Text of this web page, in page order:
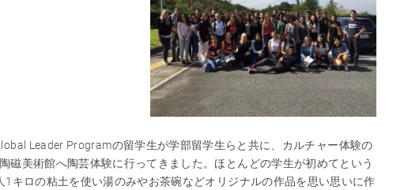
Leader Programの留学生が学部留学生らと共に、カルチャー体験の
磁美術館へ陶芸体験に行ってきました。ほとんどの学生が初めてという
1キロの粘土を使い湯のみやお茶碗などオリジナルの作品を思い思いに作